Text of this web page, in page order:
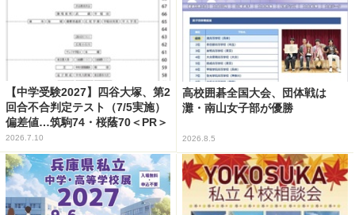
【中学受験2027】四谷大塚、第2
回合不合判定テスト（7/5実施）
偏差値…筑駒74・桜蔭70＜PR＞
2026.7.10
高校囲碁全国大会、団体戦は
灘・南山女子部が優勝
2026.8.5